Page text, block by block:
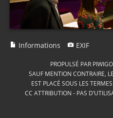
Informations EXIF
PROPULSÉ PAR PIWIGO
SAUF MENTION CONTRAIRE,
EST PLACÉ SOUS LES
CC ATTRIBUTION - PAS